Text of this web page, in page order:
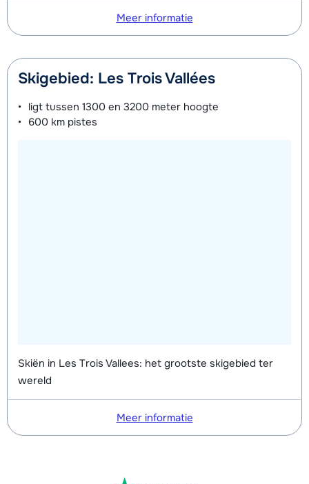
Meer informatie
Skigebied: Les Trois Vallées
ligt tussen 1300 en 3200 meter hoogte
600 km pistes
Skiën in Les Trois Vallees: het grootste skigebied ter
wereld
Meer informatie